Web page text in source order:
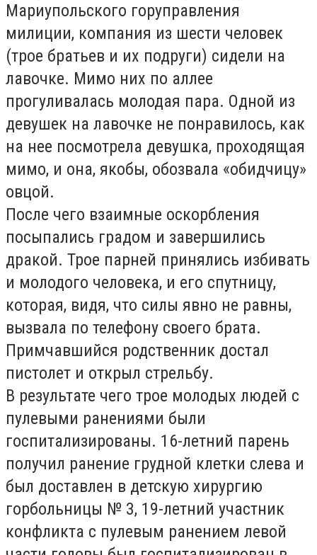
Мариупольского горуправления
милиции, компания из шести человек
(трое братьев и их подруги) сидели на
лавочке. Мимо них по аллее
прогуливалась молодая пара. Одной из
девушек на лавочке не понравилось, как
на нее посмотрела девушка, проходящая
мимо, и она, якобы, обозвала «обидчицу»
овцой.
После чего взаимные оскорбления
посыпались градом и завершились
дракой. Трое парней принялись избивать
и молодого человека, и его спутницу,
которая, видя, что силы явно не равны,
вызвала по телефону своего брата.
Примчавшийся родственник достал
пистолет и открыл стрельбу.
В результате чего трое молодых людей с
пулевыми ранениями были
госпитализированы. 16-летний парень
получил ранение грудной клетки слева и
был доставлен в детскую хирургию
горбольницы № 3, 19-летний участник
конфликта с пулевым ранением левой